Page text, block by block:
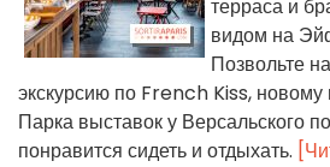
терраса и
видом на
Позвольте
экскурсию по French Kiss, новому
Парка выставок у Версальского
понравится сидеть и отдыхать.